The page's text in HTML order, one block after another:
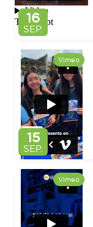
16
SEP.
15
SEP.
Vimeo
Vimeo